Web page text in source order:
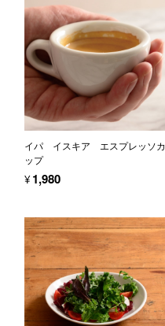
イパ イスキア エスプレッソカ
ップ
¥1,980